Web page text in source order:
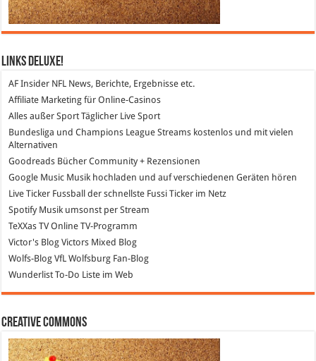
Links DeLuXe!
AF Insider NFL News, Berichte, Ergebnisse etc.
Affiliate Marketing für Online-Casinos
Alles außer Sport Täglicher Live Sport
Bundesliga und Champions League Streams kostenlos und mit vielen
Alternativen
Goodreads Bücher Community + Rezensionen
Google Music Musik hochladen und auf verschiedenen Geräten hören
Live Ticker Fussball
der schnellste Fussi Ticker im Netz
SpotifyMusik umsonst per Stream
TeXXas TVOnline TV-Programm
Victor's Blog Victors Mixed Blog
Wolfs-Blog VfL Wolfsburg Fan-Blog
Wunderlist To-Do Liste im Web
Creative Commons